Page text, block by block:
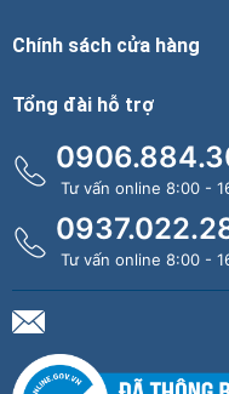
Chính sách cửa hàng
Tổng đài hỗ trợ
Tư vấn online 8:00 -
Tư vấn online 8:00 -